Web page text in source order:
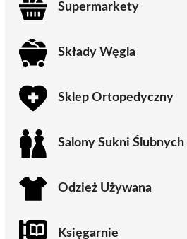
Supermarkety
Składy Węgla
Sklep Ortopedyczny
Salony Sukni Ślubnych
Odzież Używana
Księgarnie